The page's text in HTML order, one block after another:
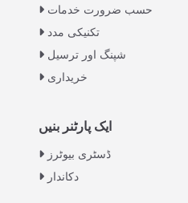
حسب ضرورت خدمات
تکنیکی مدد
شپنگ اور ترسیل
خریداری
ایک پارٹنر بنیں
ڈسٹری بیوٹرز
دکاندار